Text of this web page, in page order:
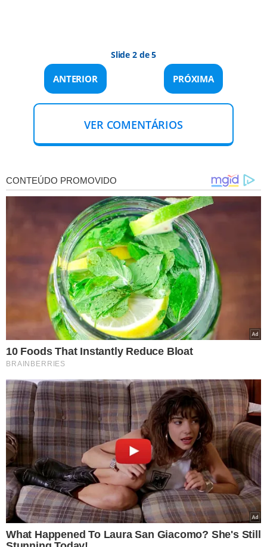
Slide 2 de 5
ANTERIOR PRÓXIMA
VER COMENTÁRIOS